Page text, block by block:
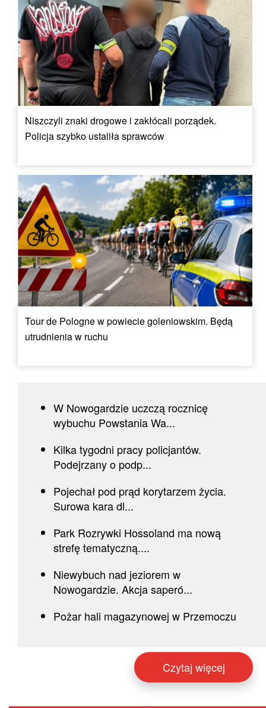
Niszczyli znaki drogowe i zakłócali porządek.
Policja szybko ustaliła sprawców
Tour de Pologne w powiecie goleniowskim. Będą
utrudnienia w ruchu
W Nowogardzie uczczą rocznicę
wybuchu Powstania Wa...
Kilka tygodni pracy policjantów.
Podejrzany o podp...
Pojechał pod prąd korytarzem życia.
Surowa kara dl...
Park Rozrywki Hossoland ma nową
strefę tematyczną....
Niewybuch nad jeziorem w
Nowogardzie. Akcja saperó...
Pożar hali magazynowej w Przemoczu
Czytaj więcej